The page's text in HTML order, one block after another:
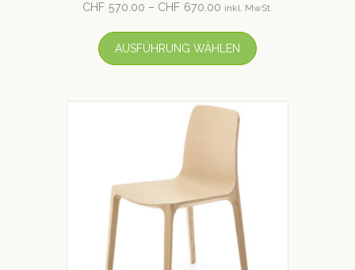
CHF 570.00 – CHF 670.00 inkl. MwSt.
AUSFÜHRUNG WÄHLEN